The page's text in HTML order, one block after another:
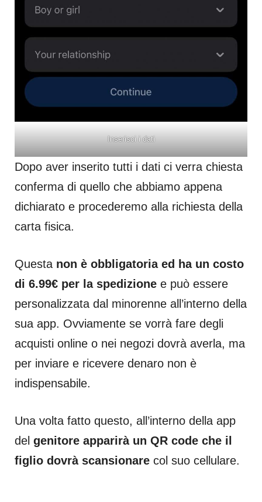
Inserisci i dati
Dopo aver inserito tutti i dati ci verra chiesta
conferma di quello che abbiamo appena
dichiarato e procederemo alla richiesta della
carta fisica.
Questa non è obbligatoria ed ha un costo
di 6.99€ per la spedizione e può essere
personalizzata dal minorenne all’interno della
sua app. Ovviamente se vorrà fare degli
acquisti online o nei negozi dovrà averla, ma
per inviare e ricevere denaro non è
indispensabile.
Una volta fatto questo, all’interno della app
del genitore apparirà un QR code che il
figlio dovrà scansionare col suo cellulare.